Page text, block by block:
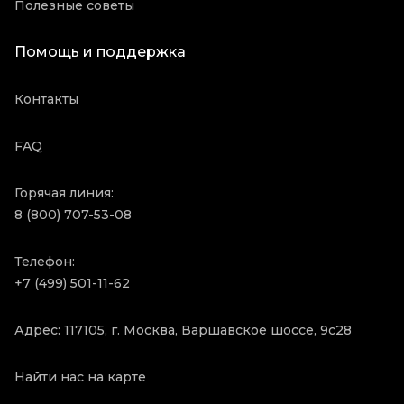
Полезные советы
Помощь и поддержка
Контакты
FAQ
Горячая линия:
8 (800) 707-53-08
Телефон:
+7 (499) 501-11-62
Адрес: 117105, г. Москва, Варшавское шоссе, 9с28
Найти нас на карте